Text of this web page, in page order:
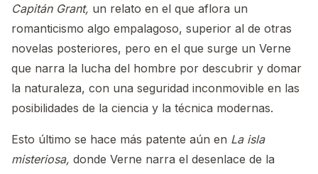
Capitán Grant, un relato en el que aflora un
romanticismo algo empalagoso, superior al de otras
novelas posteriores, pero en el que surge un Verne
que narra la lucha del hombre por descubrir y domar
la naturaleza, con una seguridad inconmovible en las
posibilidades de la ciencia y la técnica modernas.
Esto último se hace más patente aún en La isla
misteriosa, donde Verne narra el desenlace de la